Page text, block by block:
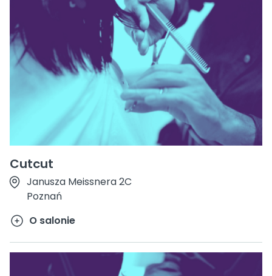
Cutcut
Janusza Meissnera 2C
Poznań
O salonie